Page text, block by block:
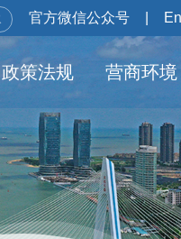
官方微信公众号
政策法规 营商环境